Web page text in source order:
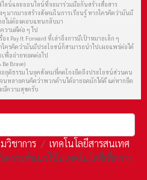
ไลน์และออนไลน์ที่จะมาร่วมมือกันสร้างสื่อสาร
มากมายสร้างสังคมในการเรียนรู้ หากใครคิดว่ามันมี
ยไม่ต้องตอบแทนกลับมา
วามดีต่อ ๆ ไป
Pay It Forward ที่เล่าถึงการมีเป้าหมายเล็ก ๆ
ครคิดว่ามันมีประโยชน์ก็สามารถนำไปเผยแพร่ต่อได้
เพื่อถ่ายทอดต่อไป
Brave)
ยุติธรรม ในยุคสังคมที่คดโกงยึดถึงประโยชน์ส่วนตน
หลายคนคิดว่าพวกด้านได้อายอดมักได้ดี แต่หากยึด
มีความสุขครับ
วิชาการ
เทคโนโลยีสารสนเทศ
คราะห์แนวโน้มเทคโนโลยีเพื่อการ